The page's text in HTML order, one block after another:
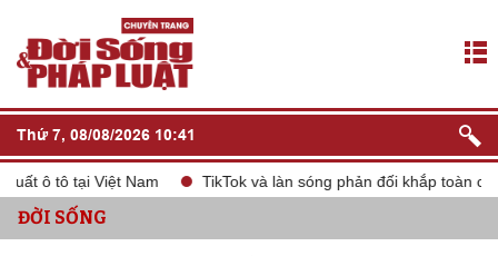
Thứ 7, 08/08/2026 10:41
ô tô tại Việt Nam TikTok và làn sóng phản đối khắp toàn cầu
ĐỜI SỐNG